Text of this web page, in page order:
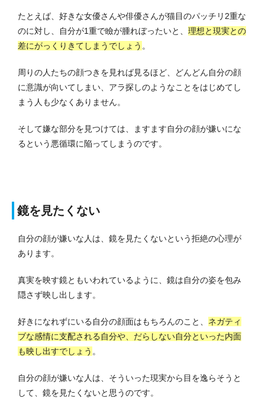
たとえば、好きな女優さんや俳優さんが猫目のパッチリ2重な
のに対し、自分が1重で瞼が腫れぼったいと、 理想と現実との
差にがっくりきてしまうでしょう 。
周りの人たちの顔つきを見れば見るほど、どんどん自分の顔
に意識が向いてしまい、アラ探しのようなことをはじめてし
まう人も少なくありません。
そして嫌な部分を見つけては、ますます自分の顔が嫌いにな
るという悪循環に陥ってしまうのです。
鏡を見たくない
自分の顔が嫌いな人は、鏡を見たくないという拒絶の心理が
あります。
真実を映す鏡ともいわれているように、鏡は自分の姿を包み
隠さず映し出します。
好きになれずにいる自分の顔面はもちろんのこと、 ネガティ
ブな感情に支配される自分や、だらしない自分といった内面
も映し出すでしょう 。
自分の顔が嫌いな人は、そういった現実から目を逸らそうと
して、鏡を見たくないと思うのです。